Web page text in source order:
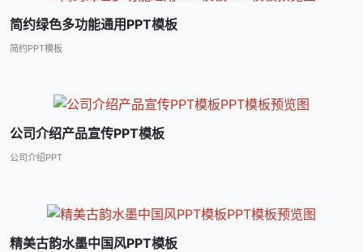
简约绿色多功能通用PPT模板
简约PPT模板
公司介绍产品宣传PPT模板
公司介绍PPT
精美古韵水墨中国风PPT模板